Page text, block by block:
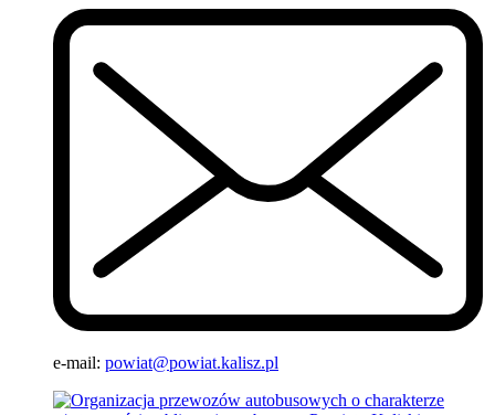
e-mail: powiat@powiat.kalisz.pl